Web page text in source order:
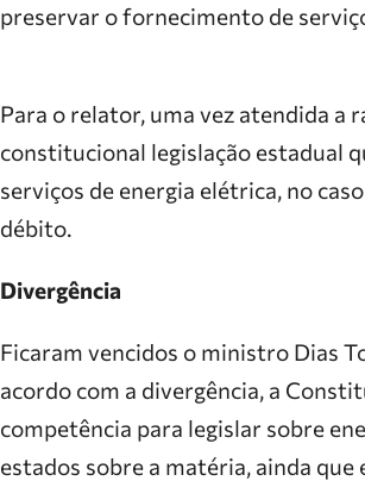
preservar o fornecimento de
Para o relator, uma vez atendida a
constitucional legislação estadual
serviços de energia elétrica, no
débito.
Divergência
Ficaram vencidos o ministro Dias
acordo com a divergência, a
competência para legislar sobre
estados sobre a matéria, ainda